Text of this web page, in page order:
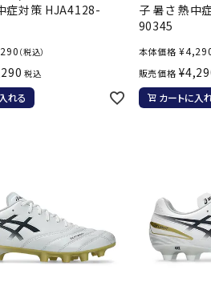
症対策 HJA4128-
（税込）
税込
れる
子 暑さ 熱中
90345
本体価格 ¥
販売価格 ¥
カートに入